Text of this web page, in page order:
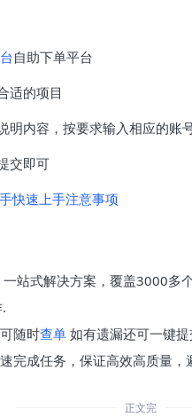
自助下单平台
适的项目
明内容，按要求输入相应的账
交即可
快速上手注意事项
一站式解决方案，覆盖3000多
随时查单 如有遗漏还可一键
完成任务，保证高效高质量，
正文完